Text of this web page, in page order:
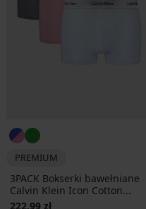
PREMIUM
3PACK Bokserki bawełniane
Calvin Klein Icon Cotton...
222,99 zł